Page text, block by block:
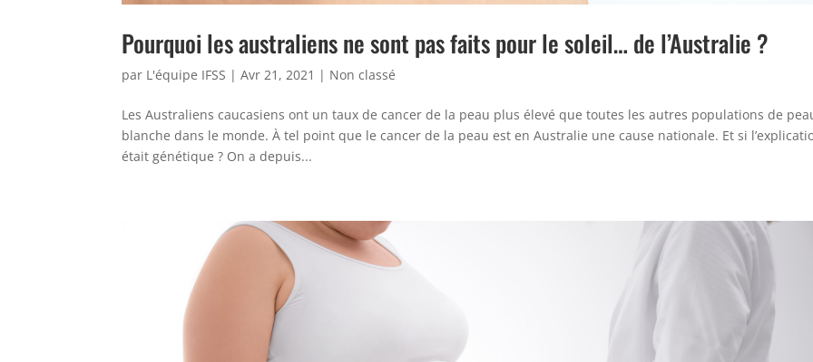
Pourquoi les australiens ne sont pas faits pour le soleil… de l’Australie ?
par L'équipe IFSS |Avr 21, 2021 | Non classé
Les Australiens caucasiens ont un taux de cancer de la peau plus élevé que toutes les autres populations de
blanche dans le monde. À tel point que le cancer de la peau est en Australie une cause nationale. Et si
était génétique ? On a depuis...